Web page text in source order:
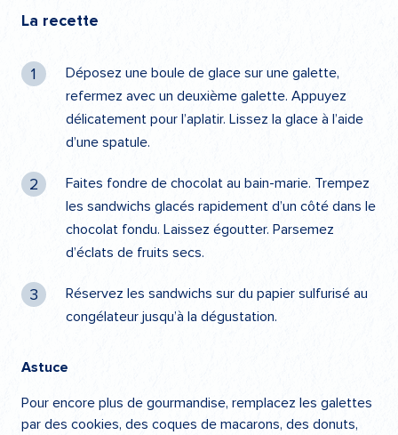
La recette
Déposez une boule de glace sur une galette,
refermez avec un deuxième galette. Appuyez
délicatement pour l’aplatir. Lissez la glace à l’aide
d’une spatule.
Faites fondre de chocolat au bain-marie. Trempez
les sandwichs glacés rapidement d’un côté dans le
chocolat fondu. Laissez égoutter. Parsemez
d’éclats de fruits secs.
Réservez les sandwichs sur du papier sulfurisé au
congélateur jusqu’à la dégustation.
Astuce
Pour encore plus de gourmandise, remplacez les galettes
par des cookies, des coques de macarons, des donuts,